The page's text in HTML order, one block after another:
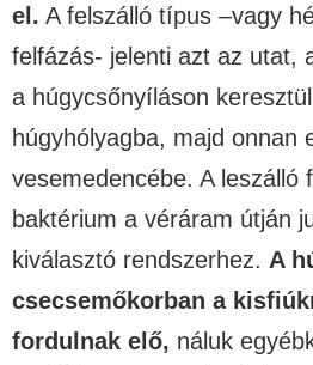
el. A felszálló típus –vagy
felfázás- jelenti azt az utat,
a húgycsőnyíláson
húgyhólyagba, majd onnan
vesemedencébe. A leszálló
baktérium a véráram útján
kiválasztó rendszerhez. A
csecsemőkorban a
fordulnak elő, náluk